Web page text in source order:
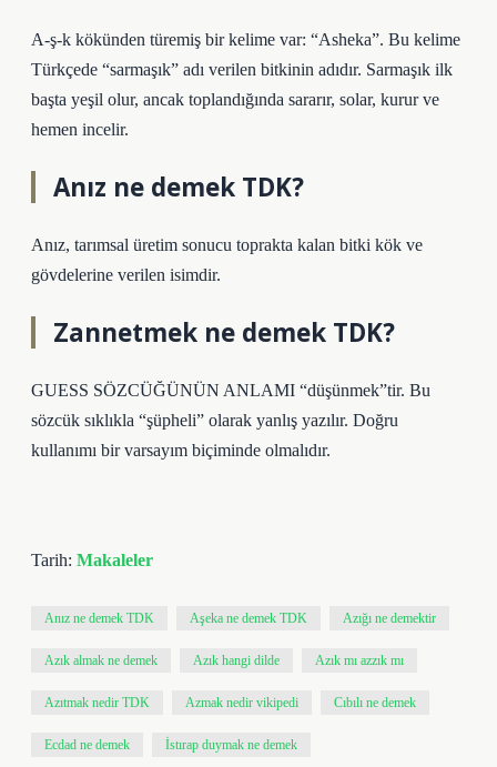
A-ş-k kökünden türemiş bir kelime var: “Asheka”. Bu kelime
Türkçede “sarmaşık” adı verilen bitkinin adıdır. Sarmaşık ilk
başta yeşil olur, ancak toplandığında sararır, solar, kurur ve
hemen incelir.
Anız ne demek TDK?
Anız, tarımsal üretim sonucu toprakta kalan bitki kök ve
gövdelerine verilen isimdir.
Zannetmek ne demek TDK?
GUESS SÖZCÜĞÜNÜN ANLAMI “düşünmek”tir. Bu
sözcük sıklıkla “şüpheli” olarak yanlış yazılır. Doğru
kullanımı bir varsayım biçiminde olmalıdır.
Tarih: Makaleler
Anız ne demek TDK Aşeka ne demek TDK Azığı ne demektir
Azık almak ne demek Azık hangi dilde Azık mı azzık mı
Azıtmak nedir TDK Azmak nedir vikipedi Cıbılı ne demek
Ecdad ne demek İstırap duymak ne demek